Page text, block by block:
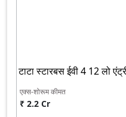
टाटा स्टारबस ईवी 4 12 लो
एक्स-शोरूम कीमत
₹ 2.2 Cr